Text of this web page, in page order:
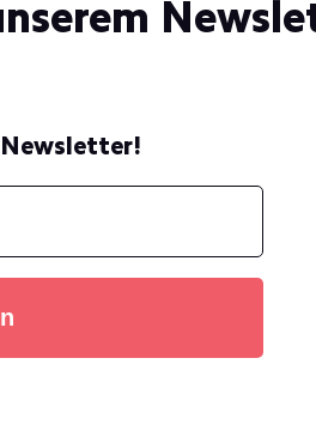
Newsletter!